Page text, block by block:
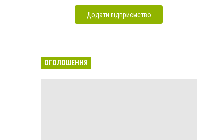
Додати підприємство
ОГОЛОШЕННЯ